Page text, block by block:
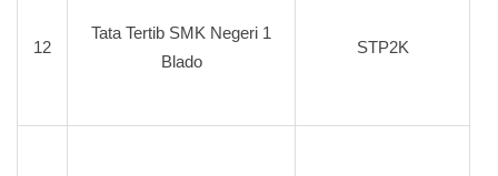
12
Tata Tertib SMK Negeri 1
Blado
STP2K